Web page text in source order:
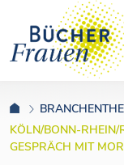
KÖLN/BONN-RHEIN/
GESPRÄCH MIT